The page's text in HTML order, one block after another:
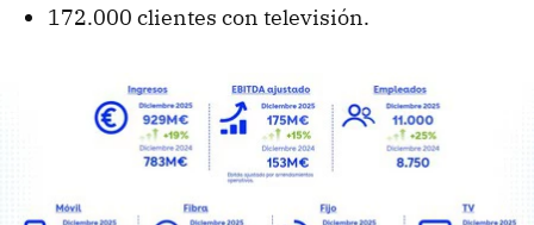
172.000 clientes con televisión.